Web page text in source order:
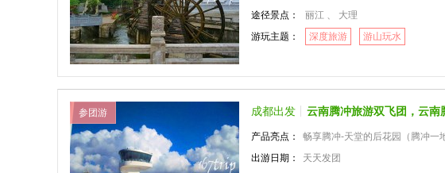
途径景点：
丽江 、 大理
游玩主题：
深度旅游 游山玩水
参团游 成都出发 云南腾冲旅游双飞团，云南
产品亮点：
畅享腾冲-天堂的后花园（腾冲一
出游日期：
天天发团